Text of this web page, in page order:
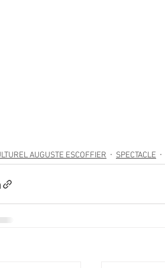
AUGUSTE ESCOFFIER SPECTACLE